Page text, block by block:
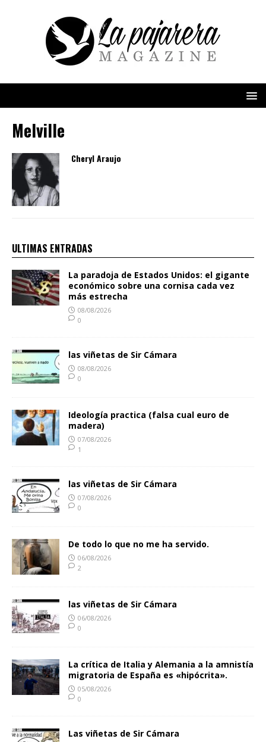
Melville
Cheryl Araujo
ULTIMAS ENTRADAS
La paradoja de Estados Unidos: el gigante
económico sobre una cornisa cada vez
más estrecha
08/08/2026
0
las viñetas de Sir Cámara
08/08/2026
0
Ideología practica (falsa cual euro de
madera)
07/08/2026
1
las viñetas de Sir Cámara
07/08/2026
0
De todo lo que no me ha servido.
06/08/2026
2
las viñetas de Sir Cámara
06/08/2026
0
La crítica de Italia y Alemania a la amnistía
migratoria de España es «hipócrita».
05/08/2026
0
Las viñetas de Sir Cámara